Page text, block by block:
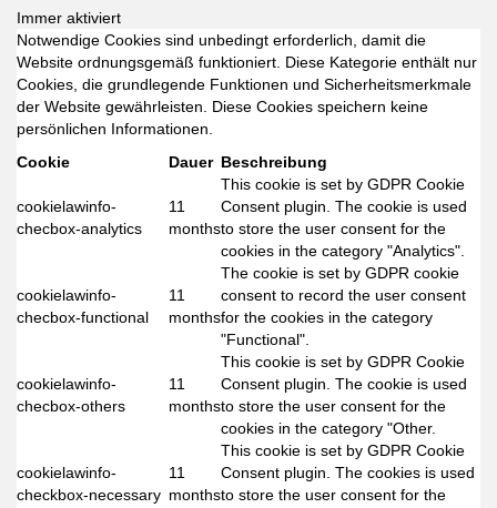
Immer aktiviert
Notwendige Cookies sind unbedingt erforderlich, damit die
Website ordnungsgemäß funktioniert. Diese Kategorie enthält nur
Cookies, die grundlegende Funktionen und Sicherheitsmerkmale
der Website gewährleisten. Diese Cookies speichern keine
persönlichen Informationen.
Cookie
Dauer Beschreibung
cookielawinfo-
checbox-analytics
11
months
This cookie is set by GDPR Cookie
Consent plugin. The cookie is used
to store the user consent for the
cookies in the category "Analytics".
cookielawinfo-
checbox-functional
11
months
The cookie is set by GDPR cookie
consent to record the user consent
for the cookies in the category
"Functional".
cookielawinfo-
checbox-others
11
months
This cookie is set by GDPR Cookie
Consent plugin. The cookie is used
to store the user consent for the
cookies in the category "Other.
cookielawinfo-
checkbox-necessary
11
months
This cookie is set by GDPR Cookie
Consent plugin. The cookies is used
to store the user consent for the